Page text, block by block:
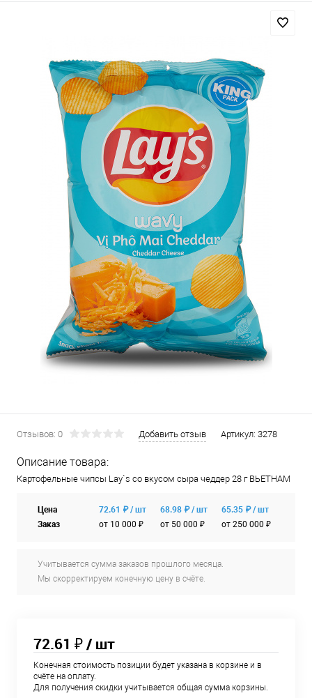
Отзывов: 0 Добавить отзыв Артикул: 3278
Описание товара:
Картофельные чипсы Lay`s со вкусом сыра чеддер 28 г ВЬЕТНАМ
Цена
Заказ
72.61 ₽ / шт
от 10 000 ₽
68.98 ₽ / шт
от 50 000 ₽
65.35 ₽ / шт
от 250 000 ₽
Учитывается сумма заказов прошлого месяца.
Мы скорректируем конечную цену в счёте.
72.61 ₽/ шт
Конечная стоимость позиции будет указана в корзине и в
счёте на оплату.
Для получения скидки учитывается общая сумма корзины.